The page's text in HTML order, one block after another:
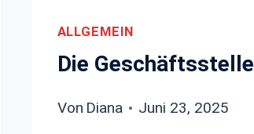
ALLGEMEIN
Die Geschäftsstelle
Von Diana Juni 23, 2025